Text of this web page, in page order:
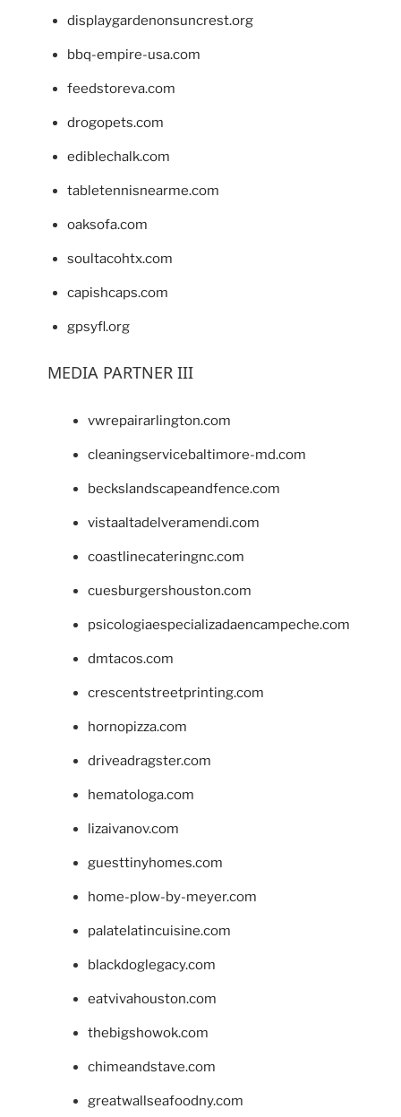
displaygardenonsuncrest.org
bbq-empire-usa.com
feedstoreva.com
drogopets.com
ediblechalk.com
tabletennisnearme.com
oaksofa.com
soultacohtx.com
capishcaps.com
gpsyfl.org
MEDIA PARTNER III
vwrepairarlington.com
cleaningservicebaltimore-md.com
beckslandscapeandfence.com
vistaaltadelveramendi.com
coastlinecateringnc.com
cuesburgershouston.com
psicologiaespecializadaencampeche.com
dmtacos.com
crescentstreetprinting.com
hornopizza.com
driveadragster.com
hematologa.com
lizaivanov.com
guesttinyhomes.com
home-plow-by-meyer.com
palatelatincuisine.com
blackdoglegacy.com
eatvivahouston.com
thebigshowok.com
chimeandstave.com
greatwallseafoodny.com